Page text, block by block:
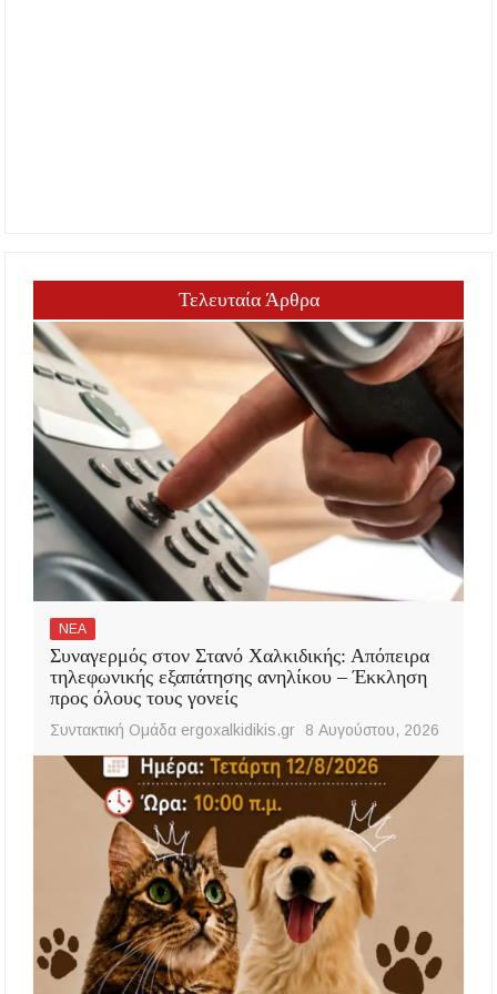
Τελευταία Άρθρα
ΝΕΑ
Συναγερμός στον Στανό Χαλκιδικής: Απόπειρα
τηλεφωνικής εξαπάτησης ανηλίκου – Έκκληση
προς όλους τους γονείς
Συντακτική Ομάδα ergoxalkidikis.gr 8 Αυγούστου, 2026